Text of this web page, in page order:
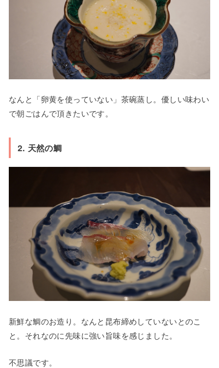
なんと「卵黄を使っていない」茶碗蒸し。優しい味わい
で朝ごはんで頂きたいです。
2. 天然の鯛
新鮮な鯛のお造り。なんと昆布締めしていないとのこ
と。それなのに先味に強い旨味を感じました。
不思議です。